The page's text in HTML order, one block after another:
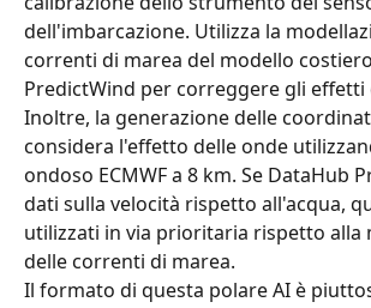
dell'imbarcazione. Utilizza la
correnti di marea del modello
PredictWind per correggere gli
Inoltre, la generazione delle
considera l'effetto delle onde
ondoso ECMWF a 8 km. Se DataHub
dati sulla velocità rispetto all'acqua,
utilizzati in via prioritaria rispetto alla
delle correnti di marea.
Il formato di questa polare AI è